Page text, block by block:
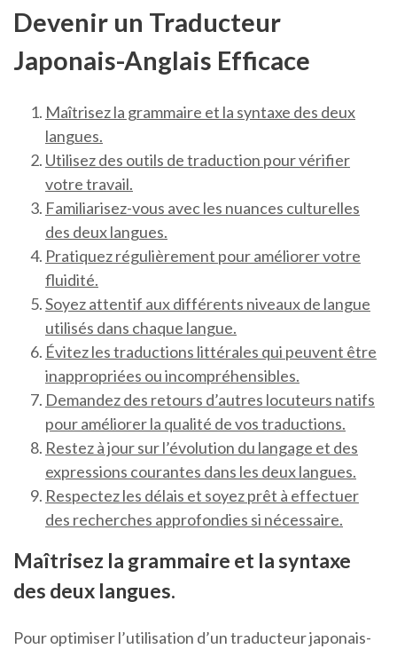
Devenir un Traducteur
Japonais-Anglais Efficace
Maîtrisez la grammaire et la syntaxe des deux
langues.
Utilisez des outils de traduction pour vérifier
votre travail.
Familiarisez-vous avec les nuances culturelles
des deux langues.
Pratiquez régulièrement pour améliorer votre
fluidité.
Soyez attentif aux différents niveaux de langue
utilisés dans chaque langue.
Évitez les traductions littérales qui peuvent être
inappropriées ou incompréhensibles.
Demandez des retours d’autres locuteurs natifs
pour améliorer la qualité de vos traductions.
Restez à jour sur l’évolution du langage et des
expressions courantes dans les deux langues.
Respectez les délais et soyez prêt à effectuer
des recherches approfondies si nécessaire.
Maîtrisez la grammaire et la syntaxe
des deux langues.
Pour optimiser l’utilisation d’un traducteur japonais-